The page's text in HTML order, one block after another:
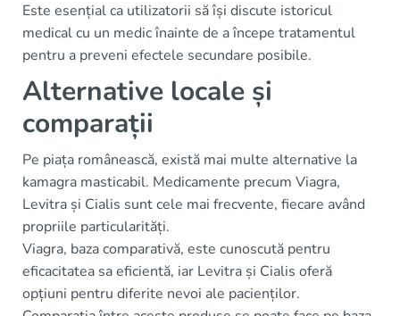
Este esențial ca utilizatorii să își discute istoricul
medical cu un medic înainte de a începe tratamentul
pentru a preveni efectele secundare posibile.
Alternative locale și
comparații
Pe piața românească, există mai multe alternative la
kamagra masticabil. Medicamente precum Viagra,
Levitra și Cialis sunt cele mai frecvente, fiecare având
propriile particularități.
Viagra, baza comparativă, este cunoscută pentru
eficacitatea sa eficientă, iar Levitra și Cialis oferă
opțiuni pentru diferite nevoi ale pacienților.